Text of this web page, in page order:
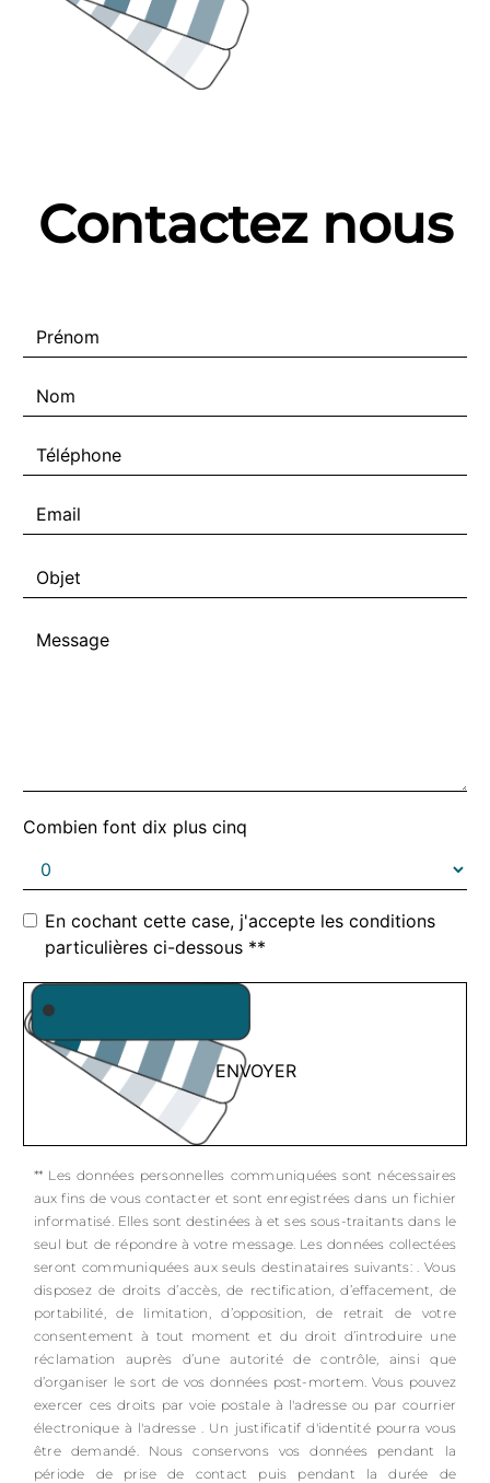
Contactez nous
Combien font dix plus cinq
En cochant cette case, j'accepte les conditions
particulières ci-dessous **
ENVOYER
** Les données personnelles communiquées sont nécessaires
aux fins de vous contacter et sont enregistrées dans un fichier
informatisé. Elles sont destinées à et ses sous-traitants dans le
seul but de répondre à votre message. Les données collectées
seront communiquées aux seuls destinataires suivants: . Vous
disposez de droits d’accès, de rectification, d’effacement, de
portabilité, de limitation, d’opposition, de retrait de votre
consentement à tout moment et du droit d’introduire une
réclamation auprès d’une autorité de contrôle, ainsi que
d’organiser le sort de vos données post-mortem. Vous pouvez
exercer ces droits par voie postale à l'adresse ou par courrier
électronique à l'adresse . Un justificatif d'identité pourra vous
être demandé. Nous conservons vos données pendant la
période de prise de contact puis pendant la durée de